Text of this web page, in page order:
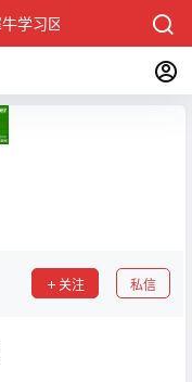
学习区
关注 私信